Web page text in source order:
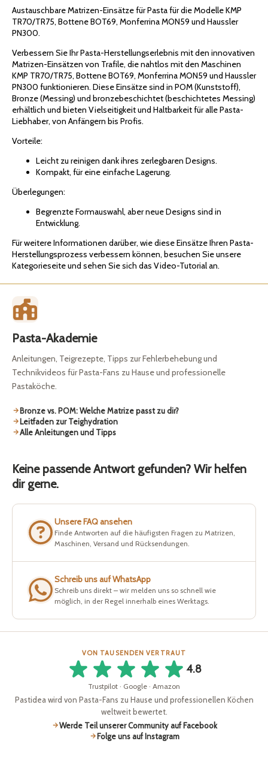
Austauschbare Matrizen-Einsätze für Pasta für die Modelle KMP
TR70/TR75, Bottene BOT69, Monferrina MON59 und Haussler
PN300.
Verbessern Sie Ihr Pasta-Herstellungserlebnis mit den innovativen
Matrizen-Einsätzen von Trafile, die nahtlos mit den Maschinen
KMP TR70/TR75, Bottene BOT69, Monferrina MON59 und Haussler
PN300 funktionieren. Diese Einsätze sind in POM (Kunststoff),
Bronze (Messing) und bronzebeschichtet (beschichtetes Messing)
erhältlich und bieten Vielseitigkeit und Haltbarkeit für alle Pasta-
Liebhaber, von Anfängern bis Profis.
Vorteile:
Leicht zu reinigen dank ihres zerlegbaren Designs.
Kompakt, für eine einfache Lagerung.
Überlegungen:
Begrenzte Formauswahl, aber neue Designs sind in
Entwicklung.
Für weitere Informationen darüber, wie diese Einsätze Ihren Pasta-
Herstellungsprozess verbessern können, besuchen Sie unsere
Kategorieseite und sehen Sie sich das Video-Tutorial an.
Pasta-Akademie
Anleitungen, Teigrezepte, Tipps zur Fehlerbehebung und
Technikvideos für Pasta-Fans zu Hause und professionelle
Pastaköche.
Bronze vs. POM: Welche Matrize passt zu dir?
Leitfaden zur Teighydration
Alle Anleitungen und Tipps
Keine passende Antwort gefunden? Wir helfen
dir gerne.
Unsere FAQ ansehen
Finde Antworten auf die häufigsten Fragen zu Matrizen,
Maschinen, Versand und Rücksendungen.
Schreib uns auf WhatsApp
Schreib uns direkt – wir melden uns so schnell wie
möglich, in der Regel innerhalb eines Werktags.
VON TAUSENDEN VERTRAUT
4.8
Trustpilot · Google · Amazon
Pastidea wird von Pasta-Fans zu Hause und professionellen Köchen
weltweit bewertet.
Werde Teil unserer Community auf Facebook
Folge uns auf Instagram